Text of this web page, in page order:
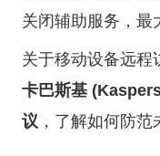
关闭辅助服务，最
关于移动设备远程
卡巴斯基
议 ，了解如何防范